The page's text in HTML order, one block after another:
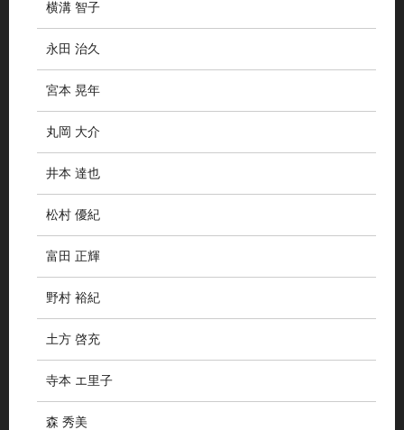
横溝 智子
永田 治久
宮本 晃年
丸岡 大介
井本 達也
松村 優紀
富田 正輝
野村 裕紀
土方 啓充
寺本 エ里子
森 秀美